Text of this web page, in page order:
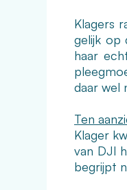
Klagers
gelijk op
haar
daar wel
Ten
Klager
van DJI
begrijpt